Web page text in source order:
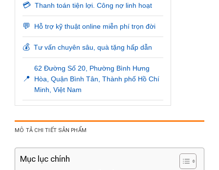
💳 Thanh toán tiện lợi. Công nợ linh hoạt
💬 Hỗ trợ kỹ thuật online miễn phí trọn đời
💰 Tư vấn chuyên sâu, quà tặng hấp dẫn
📍
62 Đường Số 20, Phường Bình Hưng
Hòa, Quận Bình Tân, Thành phố Hồ Chí
Minh, Việt Nam
MÔ TẢ CHI TIẾT SẢN PHẨM
Mục lục chính